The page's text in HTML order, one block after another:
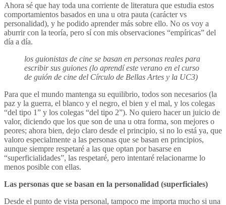
Ahora sé que hay toda una corriente de literatura que estudia estos
comportamientos basados en una u otra pauta (carácter vs
personalidad), y he podido aprender más sobre ello. No os voy a
aburrir con la teoría, pero sí con mis observaciones “empíricas” del
día a día.
los guionistas de cine se basan en personas reales para
escribir sus guiones (lo aprendí este verano en el curso
de guión de cine del Círculo de Bellas Artes y la UC3)
Para que el mundo mantenga su equilibrio, todos son necesarios (la
paz y la guerra, el blanco y el negro, el bien y el mal, y los colegas
“del tipo 1” y los colegas “del tipo 2”). No quiero hacer un juicio de
valor, diciendo que los que son de una u otra forma, son mejores o
peores; ahora bien, dejo claro desde el principio, si no lo está ya, que
valoro especialmente a las personas que se basan en principios,
aunque siempre respetaré a las que optan por basarse en
“superficialidades”, las respetaré, pero intentaré relacionarme lo
menos posible con ellas.
Las personas que se basan en la personalidad (superficiales)
Desde el punto de vista personal, tampoco me importa mucho si una